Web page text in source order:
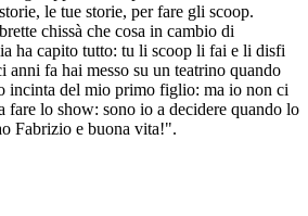
le tue storie, per fare gli scoop.
chissà che cosa in cambio di
ha capito tutto: tu li scoop li fai e li disfi
fa hai messo su un teatrino quando
incinta del mio primo figlio: ma io non ci
fare lo show: sono io a decidere quando lo
Fabrizio e buona vita!".